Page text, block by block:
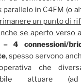
in C4FM (o
un punto di
se aperto verso
4 connessioni/
, spesso servono
che
attuare (ad